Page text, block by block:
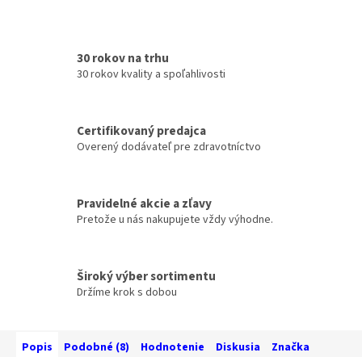
30 rokov na trhu
30 rokov kvality a spoľahlivosti
Certifikovaný predajca
Overený dodávateľ pre zdravotníctvo
Pravidelné akcie a zľavy
Pretože u nás nakupujete vždy výhodne.
Široký výber sortimentu
Držíme krok s dobou
Popis Podobné (8) Hodnotenie Diskusia Značka